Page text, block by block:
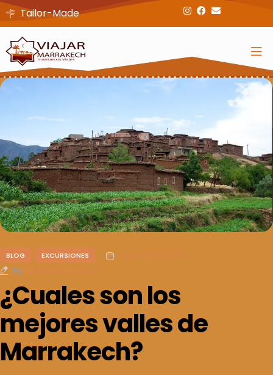
Tailor-Made
BLOG EXCURSIONES
By
¿Cuales son los
mejores valles de
Marrakech?